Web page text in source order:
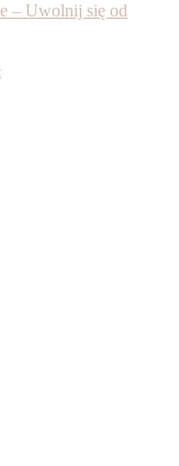
– Uwolnij się od